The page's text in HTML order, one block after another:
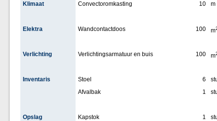
Klimaat Convectoromkasting 10 m
Elektra Wandcontactdoos 100 m
Verlichting Verlichtingsarmatuur en buis 100 m
Inventaris Stoel 6
Afvalbak
1
Opslag Kapstok 1